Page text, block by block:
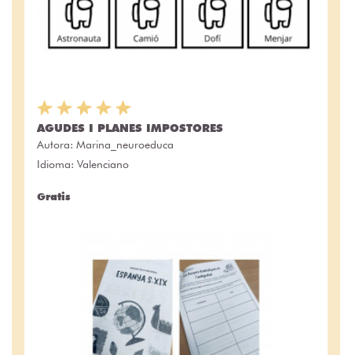
AGUDES I PLANES IMPOSTORES
Autora: Marina_neuroeduca
Idioma: Valenciano
Gratis